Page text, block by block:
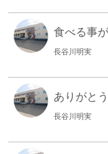
食べる事
長谷川明実
ありがと
長谷川明実